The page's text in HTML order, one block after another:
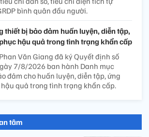
bình quân đầu người.
thiết bị bảo đảm huấn luyện, diễn tập,
hậu quả trong tình trạng khẩn cấp
Văn Giang đã ký Quyết định số
7/8/2026 ban hành Danh mục
đảm cho huấn luyện, diễn tập, ứng
quả trong tình trạng khẩn cấp.
tâm